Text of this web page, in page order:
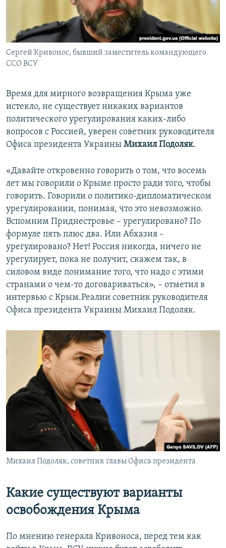
Сергей Кривонос, бывший заместитель командующего
ССО ВСУ
Время для мирного возвращения Крыма уже
истекло, не существует никаких вариантов
политического урегулирования каких-либо
вопросов с Россией, уверен советник руководителя
Офиса президента Украины Михаил Подоляк.
«Давайте откровенно говорить о том, что восемь
лет мы говорили о Крыме просто ради того, чтобы
говорить. Говорили о политико-дипломатическом
урегулировании, понимая, что это невозможно.
Вспомним Приднестровье – урегулировано? По
формуле пять плюс два. Или Абхазия –
урегулировано? Нет! Россия никогда, ничего не
урегулирует, пока не получит, скажем так, в
силовом виде понимание того, что надо с этими
странами о чем-то договариваться», – отметил в
интервью с Крым.Реалии советник руководителя
Офиса президента Украины Михаил Подоляк.
Михаил Подоляк, советник главы Офиса президента
Какие существуют варианты
освобождения Крыма
По мнению генерала Кривоноса, перед тем как